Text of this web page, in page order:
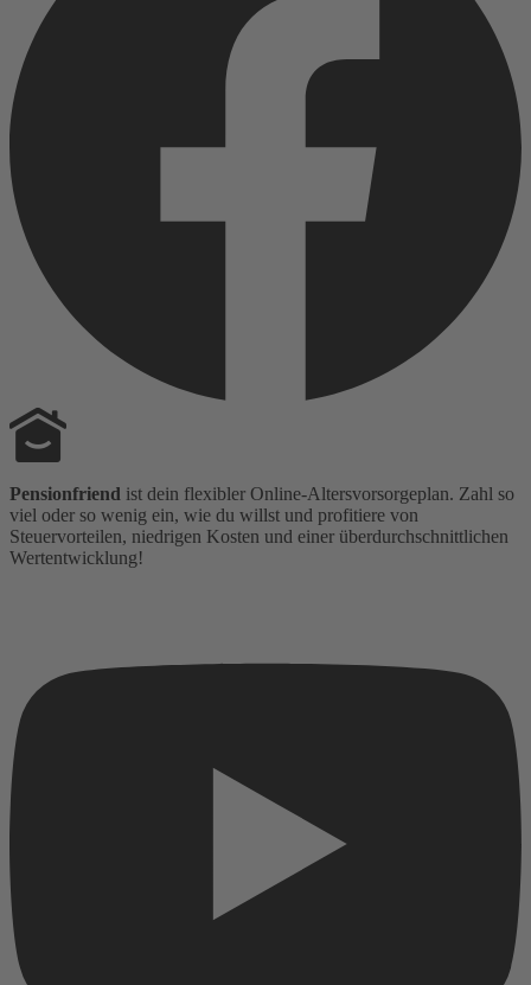
Pensionfriend ist dein flexibler Online-Altersvorsorgeplan. Zahl so
viel oder so wenig ein, wie du willst und profitiere von
Steuervorteilen, niedrigen Kosten und einer überdurchschnittlichen
Wertentwicklung!